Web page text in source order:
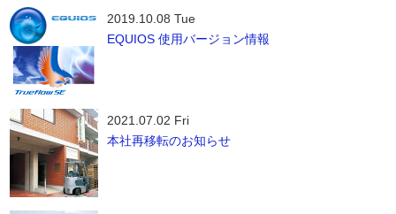
2019.10.08 Tue
EQUIOS 使用バージョン情報
2021.07.02 Fri
本社再移転のお知らせ